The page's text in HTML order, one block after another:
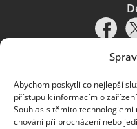
Abychom poskytli co nejlepší
přístupu k informacím o
Souhlas s těmito
chování při procházení nebo
Pravidla používání|Ochrana
Deloitte.cz